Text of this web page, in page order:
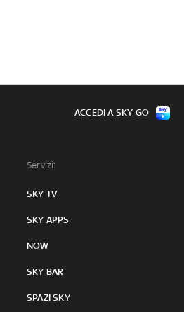
Servizi:
SKY TV
SKY APPS
NOW
SKY BAR
SPAZI SKY
ACCEDI A SKY GO